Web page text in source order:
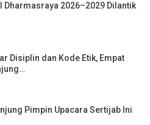
Dharmasraya 2026–2029 Dilantik
Disiplin dan Kode Etik, Empat
Pimpin Upacara Sertijab Ini